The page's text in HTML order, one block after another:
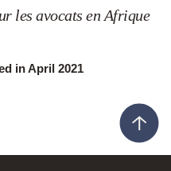
les avocats en Afrique
in April 2021